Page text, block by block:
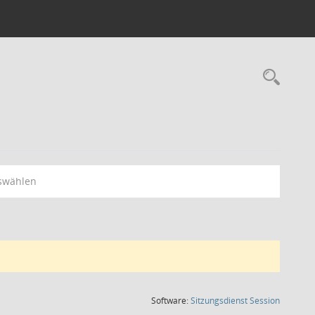
Software:SitzungsdienstSession(Wird in